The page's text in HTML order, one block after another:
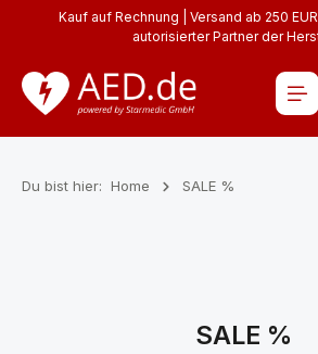
Zum Hauptinhalt springen
Kauf auf Rechnung | Versand ab 250
autorisierter Partner der
Du bist hier: Home SALE %
SALE %